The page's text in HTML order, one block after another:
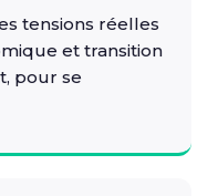
tensions réelles
et transition
pour se